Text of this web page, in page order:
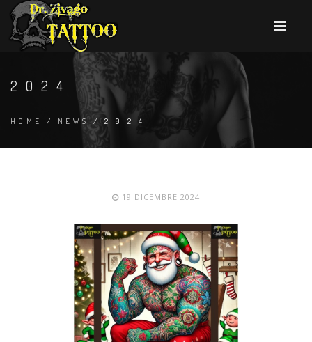
2 0 2 4
HOME / NEWS / 2 0 2 4
19 DICEMBRE 2024